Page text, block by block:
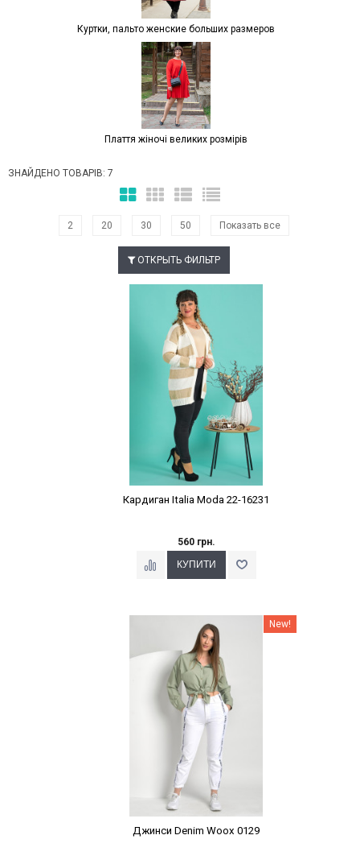
Куртки, пальто женские больших размеров
Плаття жіночі великих розмірів
ЗНАЙДЕНО ТОВАРІВ: 7
2 20 30 50 Показать все
ОТКРЫТЬ ФИЛЬТР
Наклейки Варіант з %
Кардиган Italia Moda 22-16231
560 грн.
New!
Джинси Denim Woox 0129